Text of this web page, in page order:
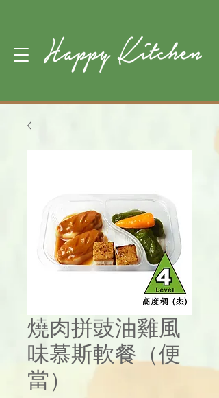
燒肉拼豉油雞風
味慕斯軟餐（便
當）